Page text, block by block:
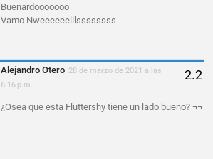
Buenardooooooo
Vamo Nweeeeeelllssssssss
Alejandro Otero 28 de marzo de 2021 a las
6:16 p.m.
¿Osea que esta Fluttershy tiene un lado bueno? ¬¬